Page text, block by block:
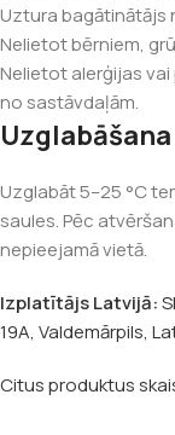
Uztura bagātinātājs
Nelietot bērniem,
Nelietot alerģijas
no sastāvdaļām.
Uzglabāšana
Uzglabāt 5–25 °C
saules. Pēc
nepieejamā vietā.
Izplatītājs Latvijā:
19A, Valdemārpils,
Citus produktus